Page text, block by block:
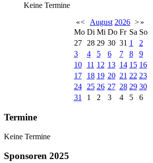
Keine Termine
«< August 2026 >»
Mo Di Mi Do Fr Sa So
27
28 29 30 31 1
2
3
4 5 6 7 8
9
10
11 12 13 14 15 16
17
18 19 20 21 22 23
24
25 26 27 28 29 30
31
1 2 3 4 5 6
Termine
Keine Termine
Sponsoren 2025